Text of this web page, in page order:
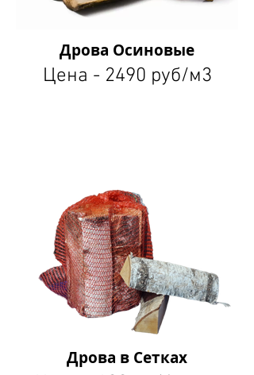
Дрова Осиновые
Цена - 2490 руб/м3
Дрова в Сетках